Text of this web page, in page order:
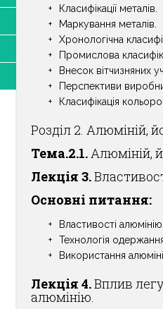
Класифікації металів.
Маркування металів.
Хронологічна
Промислова
Внесок вітчизняних
Перспективи
Класифікація
Розділ 2. Алюміній,
Тема.2.1.Алюміній,
Лекція 3.
Основні питання:
Властивості
Технологія
Використання
Лекція 4.Вплив
алюмінію.